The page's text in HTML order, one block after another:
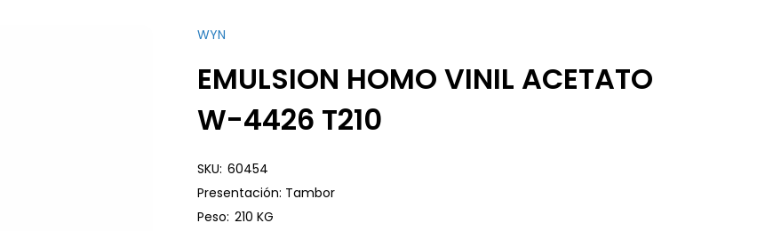
WYN
EMULSION HOMO VINIL ACETATO
W-4426 T210
SKU: 60454
Presentación: Tambor
Peso: 210 KG